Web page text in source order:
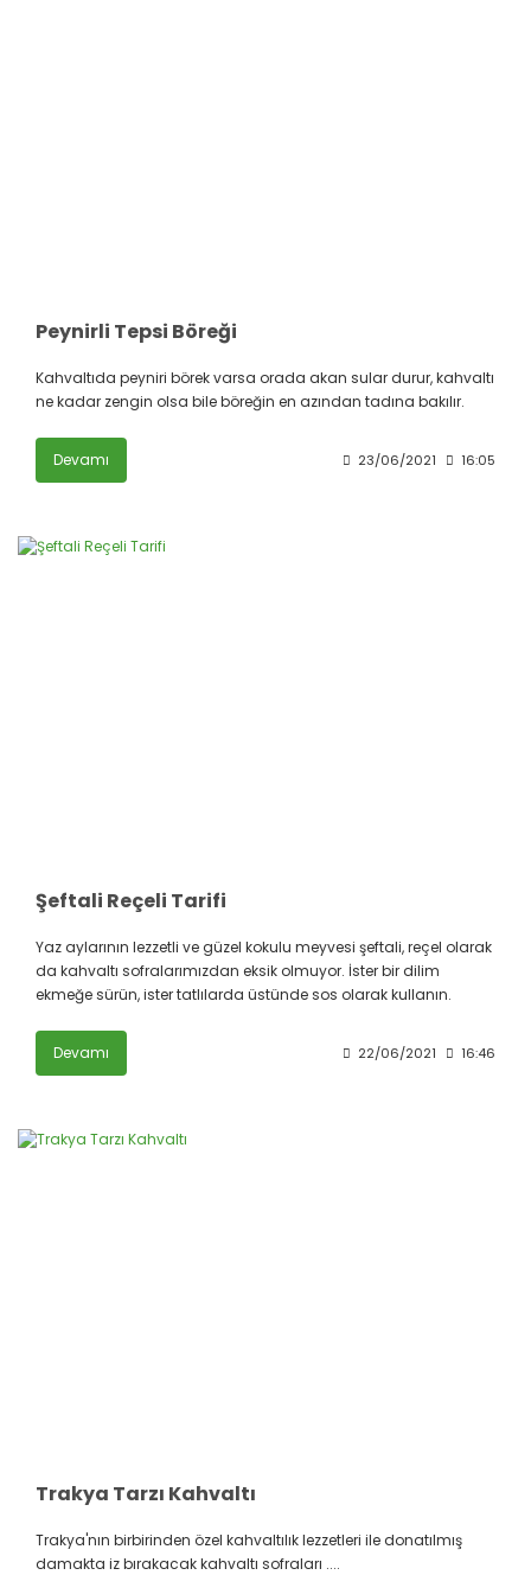
Peynirli Tepsi Böreği
Kahvaltıda peyniri börek varsa orada akan sular durur, kahvaltı
ne kadar zengin olsa bile böreğin en azından tadına bakılır.
Devamı 23/06/2021 16:05
Şeftali Reçeli Tarifi
Yaz aylarının lezzetli ve güzel kokulu meyvesi şeftali, reçel olarak
da kahvaltı sofralarımızdan eksik olmuyor. İster bir dilim
ekmeğe sürün, ister tatlılarda üstünde sos olarak kullanın.
Devamı 22/06/2021 16:46
Trakya Tarzı Kahvaltı
Trakya'nın birbirinden özel kahvaltılık lezzetleri ile donatılmış
damakta iz bırakacak kahvaltı sofraları ....